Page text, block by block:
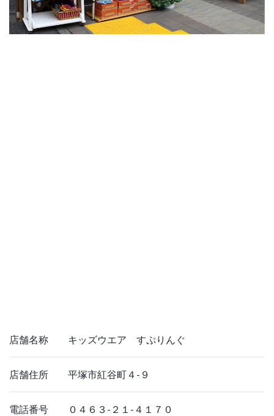
店舗名称 キッズウエア すぷりんぐ
店舗住所 平塚市紅谷町４-９
電話番号 ０４６３-２１-４１７０